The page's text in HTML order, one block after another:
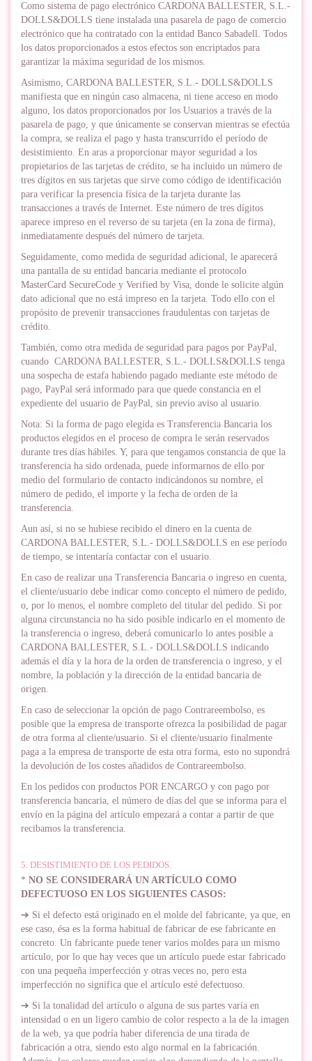
Como sistema de pago electrónico CARDONA BALLESTER, S.L.-
DOLLS&DOLLS tiene instalada una pasarela de pago de comercio
electrónico que ha contratado con la entidad Banco Sabadell. Todos
los datos proporcionados a estos efectos son encriptados para
garantizar la máxima seguridad de los mismos.
Asimismo, CARDONA BALLESTER, S.L.- DOLLS&DOLLS
manifiesta que en ningún caso almacena, ni tiene acceso en modo
alguno, los datos proporcionados por los Usuarios a través de la
pasarela de pago, y que únicamente se conservan mientras se efectúa
la compra, se realiza el pago y hasta transcurrido el período de
desistimiento. En aras a proporcionar mayor seguridad a los
propietarios de las tarjetas de crédito, se ha incluido un número de
tres dígitos en sus tarjetas que sirve como código de identificación
para verificar la presencia física de la tarjeta durante las
transacciones a través de Internet. Este número de tres dígitos
aparece impreso en el reverso de su tarjeta (en la zona de firma),
inmediatamente después del número de tarjeta.
Seguidamente, como medida de seguridad adicional, le aparecerá
una pantalla de su entidad bancaria mediante el protocolo
MasterCard SecureCode y Verified by Visa, donde le solicite algún
dato adicional que no está impreso en la tarjeta. Todo ello con el
propósito de prevenir transacciones fraudulentas con tarjetas de
crédito.
También, como otra medida de seguridad para pagos por PayPal,
cuando CARDONA BALLESTER, S.L.- DOLLS&DOLLS tenga
una sospecha de estafa habiendo pagado mediante este método de
pago, PayPal será informado para que quede constancia en el
expediente del usuario de PayPal, sin previo aviso al usuario.
Nota: Si la forma de pago elegida es Transferencia Bancaria los
productos elegidos en el proceso de compra le serán reservados
durante tres días hábiles. Y, para que tengamos constancia de que la
transferencia ha sido ordenada, puede informarnos de ello por
medio del formulario de contacto indicándonos su nombre, el
número de pedido, el importe y la fecha de orden de la
transferencia.
Aun así, si no se hubiese recibido el dinero en la cuenta de
CARDONA BALLESTER, S.L.- DOLLS&DOLLS en ese período
de tiempo, se intentaría contactar con el usuario.
En caso de realizar una Transferencia Bancaria o ingreso en cuenta,
el cliente/usuario debe indicar como concepto el número de pedido,
o, por lo menos, el nombre completo del titular del pedido. Si por
alguna circunstancia no ha sido posible indicarlo en el momento de
la transferencia o ingreso, deberá comunicarlo lo antes posible a
CARDONA BALLESTER, S.L.- DOLLS&DOLLS indicando
además el día y la hora de la orden de transferencia o ingreso, y el
nombre, la población y la dirección de la entidad bancaria de
origen.
En caso de seleccionar la opción de pago Contrareembolso, es
posible que la empresa de transporte ofrezca la posibilidad de pagar
de otra forma al cliente/usuario. Si el cliente/usuario finalmente
paga a la empresa de transporte de esta otra forma, esto no supondrá
la devolución de los costes añadidos de Contrareembolso.
En los pedidos con productos POR ENCARGO y con pago por
transferencia bancaria, el número de días del que se informa para el
envío en la página del artículo empezará a contar a partir de que
recibamos la transferencia.
5. DESISTIMIENTO DE LOS PEDIDOS.
* NO SE CONSIDERARÁ UN ARTÍCULO COMO
DEFECTUOSO EN LOS SIGUIENTES CASOS:
➔ Si el defecto está originado en el molde del fabricante, ya que, en
ese caso, ésa es la forma habitual de fabricar de ese fabricante en
concreto. Un fabricante puede tener varios moldes para un mismo
artículo, por lo que hay veces que un artículo puede estar fabricado
con una pequeña imperfección y otras veces no, pero esta
imperfección no significa que el artículo esté defectuoso.
➔ Si la tonalidad del artículo o alguna de sus partes varía en
intensidad o en un ligero cambio de color respecto a la de la imagen
de la web, ya que podría haber diferencia de una tirada de
fabricación a otra, siendo esto algo normal en la fabricación.